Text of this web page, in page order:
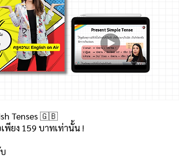
Tenses 🇬🇧
พียง 159 บาทเท่านั้น !